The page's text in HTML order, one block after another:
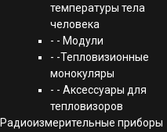
температуры тела
человека
- - Модули
- -Тепловизионные
монокуляры
- - Аксессуары для
тепловизоров
Радиоизмерительные приборы